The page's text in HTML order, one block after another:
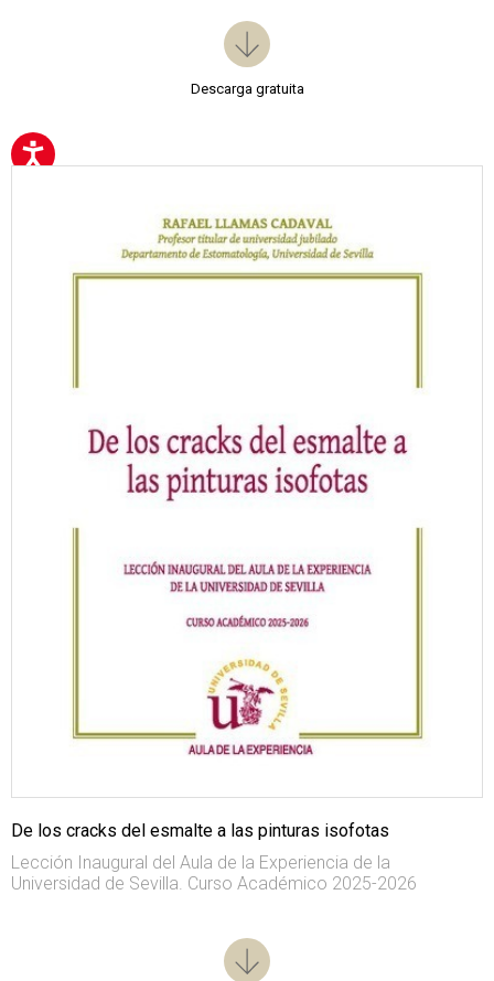
Descarga gratuita
De los cracks del esmalte a las pinturas isofotas
Lección Inaugural del Aula de la Experiencia de la
Universidad de Sevilla. Curso Académico 2025-2026